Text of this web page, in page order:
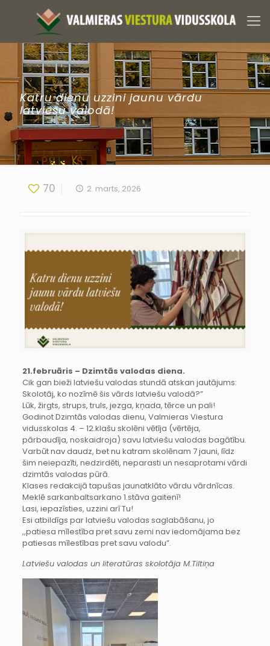
Katru dienu uzzini jaunu vārdu
latviešu valodā!
70 2. marts, 2026
21.februāris – Dzimtās valodas diena.
Cik gan bieži latviešu valodas stundā atskan jautājums:
Skolotāj, ko nozīmē šis vārds latviešu valodā?”
Lūk, žirgts, strups, truls, jezga, kņada, tērce un pali!
Godinot Dzimtās valodas dienu, Valmieras Viestura
vidusskolas 4. – 12.klašu skolēni vētīja (vērtēja,
pārbaudīja, noskaidroja) savu latviešu valodas bagātību.
Varbūt nav daudz, bet nu katram skolēnam 7 jauni, līdz
šim neiepazīti, nedzirdēti, neparasti un nesaprotami vārdi
dzimtās valodas pūrā.
Klases redakcijā tapušas jaunatklāto vārdu vārdnīcas.
Meklē sarkanbaltsarkano 1.stāva gaitenī!
Lasi, iepazīsties, uzzini arī Tu!
Esi atbildīgs par latviešu valodas saglabāšanu, jo
,,patiesa mīlestība pret savu zemi nav iedomājama bez
patiesas mīlestības pret savu valodu”.
Latviešu valodas un literatūras skolotāja M.Tiltiņa